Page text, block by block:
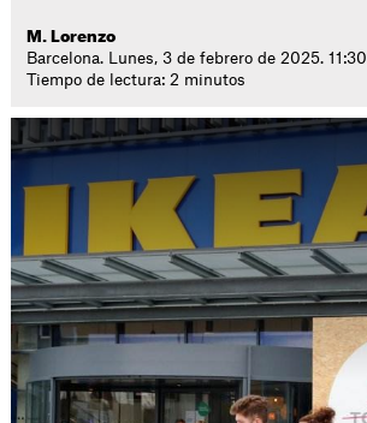
M. Lorenzo
Barcelona. Lunes, 3 de febrero de 2025. 11:30
Tiempo de lectura: 2 minutos